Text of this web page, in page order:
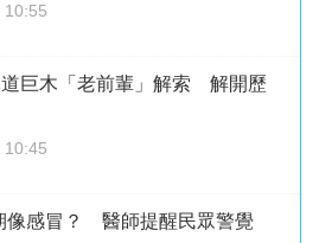
10:55
巨木「老前輩」解索 解開歷
10:45
像感冒？ 醫師提醒民眾警覺